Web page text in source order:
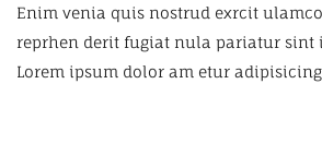
Enim venia quis nostrud exrcit
reprhen derit fugiat nula pariatur sint
Lorem ipsum dolor am etur